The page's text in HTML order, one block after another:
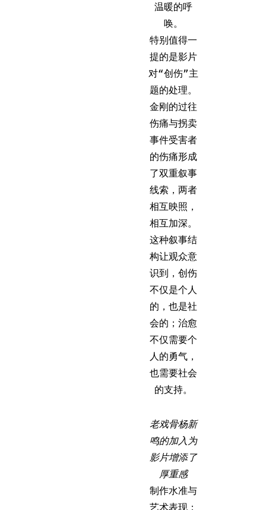
温暖的呼
唤。
特别值得一
提的是影片
对“创伤”主
题的处理。
金刚的过往
伤痛与拐卖
事件受害者
的伤痛形成
了双重叙事
线索，两者
相互映照，
相互加深。
这种叙事结
构让观众意
识到，创伤
不仅是个人
的，也是社
会的；治愈
不仅需要个
人的勇气，
也需要社会
的支持。
老戏骨杨新
鸣的加入为
影片增添了
厚重感
制作水准与
艺术表现：